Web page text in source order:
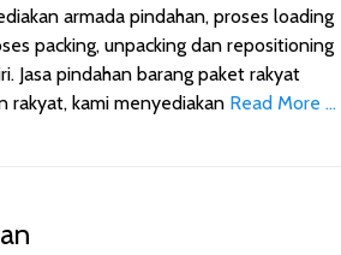
armada pindahan, proses loading
packing, unpacking dan repositioning
Jasa pindahan barang paket rakyat
rakyat, kami menyediakan Read More …